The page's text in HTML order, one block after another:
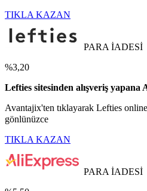
TIKLA KAZAN
PARA İADESİ
%3,20
Lefties sitesinden alışveriş
Avantajix'ten tıklayarak Lefties
gönlünüzce
TIKLA KAZAN
PARA İADESİ